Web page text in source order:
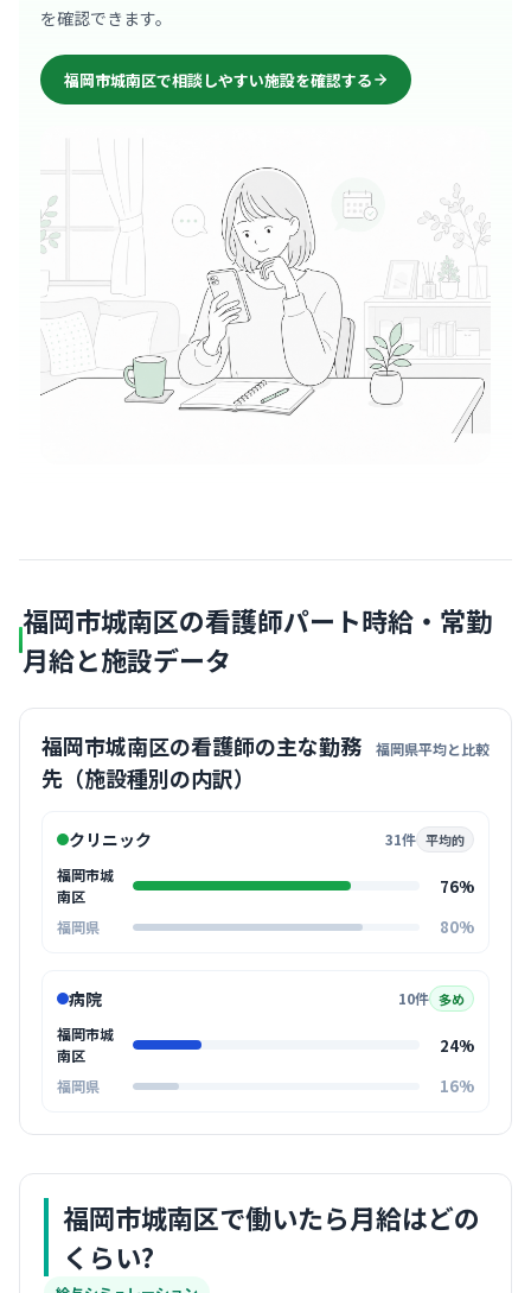
を確認できます。
福岡市城南区で相談しやすい施設を確認する
福岡市城南区の看護師パート時給・常勤
月給と施設データ
福岡市城南区の看護師の主な勤務
先（施設種別の内訳）
福岡県平均と比較
クリニック 31件 平均的
福岡市城
南区
76%
福岡県 80%
病院 10件 多め
福岡市城
南区
24%
福岡県 16%
福岡市城南区で働いたら月給はどの
くらい?